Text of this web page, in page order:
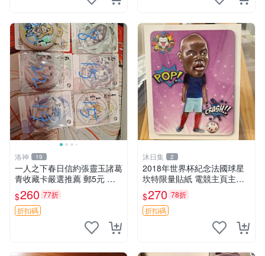
洛神 19
一人之下春日信約張靈玉諸葛
青收藏卡嚴選推薦 郵5元 滿
拍下不付款等改後再付 一人
之下 張靈玉 談笑生
$260 77折
折扣碼
沐日集 2
2018年世界杯紀念法國球星
坎特限量貼紙 電競主頁主題
推薦 英超 替補席
$270 78折
折扣碼